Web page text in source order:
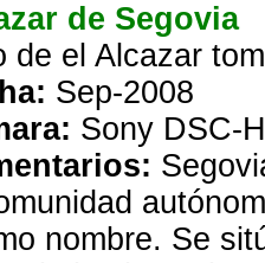
de Segovia
de el Alcazar
Sep-2008
Sony DSC-
nombre. Se